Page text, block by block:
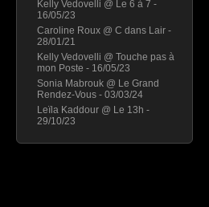
Kelly Vedovelli @ Le 6 à 7 -
16/05/23
Caroline Roux @ C dans Lair -
28/01/21
Kelly Vedovelli @ Touche pas à
mon Poste - 16/05/23
Sonia Mabrouk @ Le Grand
Rendez-Vous - 03/03/24
Leïla Kaddour @ Le 13h -
29/10/23